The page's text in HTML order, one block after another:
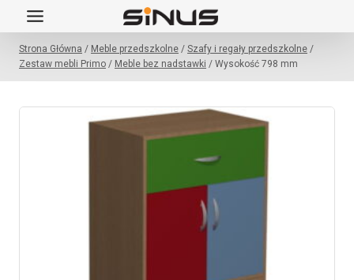
Przejdź
do
treściStrona Główna / Meble przedszkolne / Szafy i regały przedszkolne /
Zestaw mebli Primo / Meble bez nadstawki / Wysokość 798 mm